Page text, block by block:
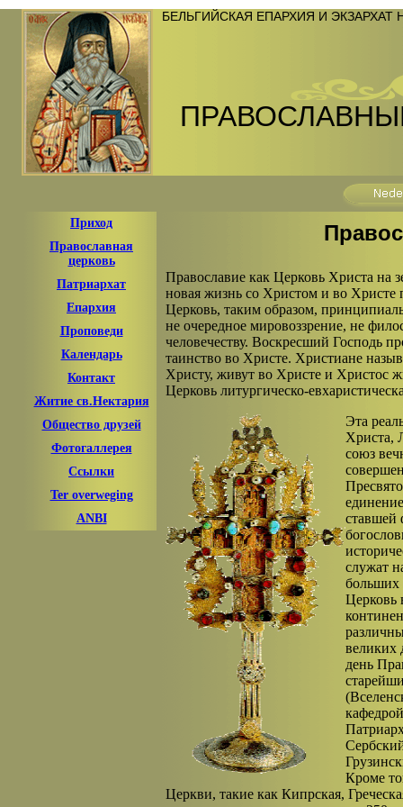
БЕЛЬГИЙСКАЯ ЕПАРХИЯ И
Приход
Православная
церковь
Патриархат
Епархия
Проповеди
Календарь
Контакт
Житие cв.Нектария
Общество друзей
Фотогаллерея
Ссылки
Ter overweging
ANBI
Православие как Церковь Христа на
новая жизнь со Христом и во Христе
Церковь, таким образом,
не очередное мировоззрение, не
человечеству. Воскресший Господь
таинство во Христе. Христиане
Христу, живут во Христе и Христос
Церковь литургическо-
Эта
Христа,
союз
ставшей
служат
больших
Церковь
великих
день
Кроме
Церкви, такие как Кипрская,